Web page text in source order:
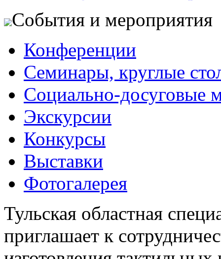
События и мероприятия
Конференции
Семинары, круглые
Социально-досуговые
Экскурсии
Конкурсы
Выставки
Фотогалерея
Тульская областная
приглашает к